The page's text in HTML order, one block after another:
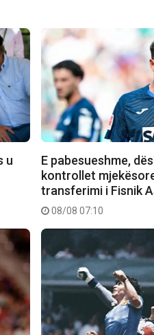
u
E pabesueshme,
kontrollet
transferimi i Fisnik
08/08 07:10